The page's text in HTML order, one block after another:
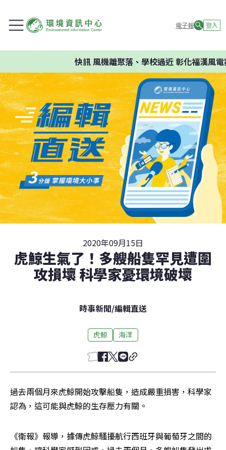
電子報 登入
快訊風機離聚落、學校過近 彰化福漢風電
2020年09月15日
虎鯨生氣了！多艘船隻罕見遭圍
攻損壞 科學家憂環境破壞
時事新聞/編輯直送
虎鯨 海洋
過去兩個月來虎鯨開始攻擊船隻，造成嚴重損害，科學家
認為，這可能與虎鯨的生存壓力有關。
《衛報》報導，據傳虎鯨騷擾航行西班牙與葡萄牙之間的